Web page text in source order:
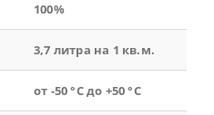
100%
3,7 литра на 1 кв.м.
от -50 °С до +50 °С